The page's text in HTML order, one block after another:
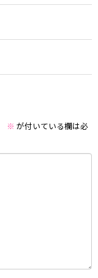
※ が付いている欄は必